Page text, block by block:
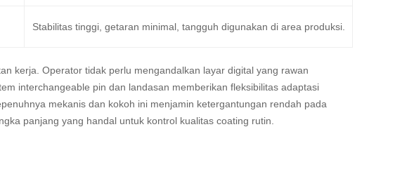
Stabilitas tinggi, getaran minimal, tangguh digunakan di area produksi.
kerja. Operator tidak perlu mengandalkan layar digital yang rawan
interchangeable pin dan landasan memberikan fleksibilitas adaptasi
mekanis dan kokoh ini menjamin ketergantungan rendah pada
panjang yang handal untuk kontrol kualitas coating rutin.